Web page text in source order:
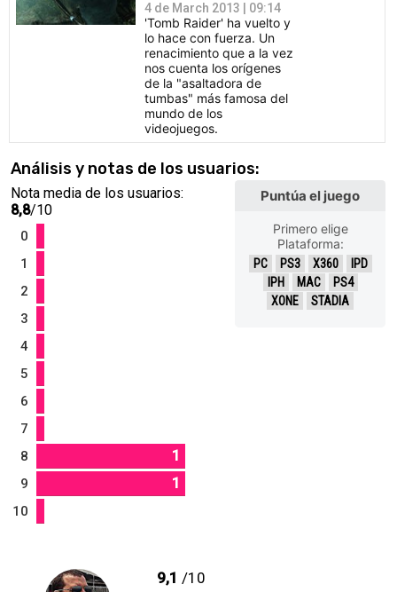
4 de March 2013 | 09:14
'Tomb Raider' ha vuelto y
lo hace con fuerza. Un
renacimiento que a la vez
nos cuenta los orígenes
de la "asaltadora de
tumbas" más famosa del
mundo de los
videojuegos.
Análisis y notas de los usuarios:
Nota media de los usuarios:
8,8/10
0
1
2
3
4
5
6
7
8
1
9 1
10
Puntúa el juego
Primero elige
Plataforma:
PC PS3 X360
IPD
IPH
MAC
PS4
XONE
STADIA
9,1 /10